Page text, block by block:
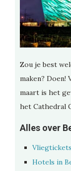
Zou je best
maken? Doen!
maart is het
het Cathedral
Alles over
Hotels in